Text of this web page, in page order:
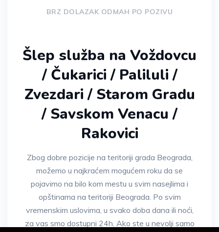
BRZ DOLAZAK ODMAH PO POZIVU
Šlep služba na Voždovcu
/ Čukarici / Paliluli /
Zvezdari / Starom Gradu
/ Savskom Venacu /
Rakovici
Zbog dobre pozicije na teritoriji grada Beograda,
možemo u najkraćem mogućem roku da se
pojavimo na bilo kom mestu u svim nasejlima i
opštinama na teritoriji Beograda. Po svim
vremenskim uslovima, u svako doba dana ili noći,
za vas smo dostupni 24h. Ako ste u nevolji samo